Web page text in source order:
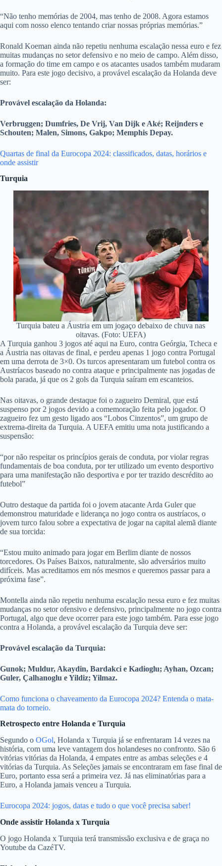
“Não tenho memórias de 2004, mas tenho de 2008. Agora estamos
aqui com nosso elenco tentando criar nossas próprias memórias.”
Ronald Koeman ainda não repetiu nenhuma escalação nessa euro e fez
muitas mudanças no setor defensivo e no meio de campo. Além disso,
a formação do time em campo e os atacantes usados também mudaram
muito. Para este jogo decisivo, a provável escalação da Holanda deve
ser:
Provável escalação da Holanda:
Verbruggen; Dumfries, De Vrij, Van Dijk e Aké; Reijnders e
Schouten; Malen, Simons, Gakpo; Memphis Depay.
Quartas de final da Eurocopa 2024: classificados, datas, horários e
onde assistir
Turquia
Turquia bateu a Áustria em um jogaço debaixo de chuva nas
oitavas. (Foto: UEFA)
A Turquia ganhou 3 jogos até aqui na Euro, contra Geórgia, Tcheca e
a Áustria nas oitavas de final, e perdeu apenas 1 jogo contra Portugal
em uma derrota de 3×0. Os turcos apresentaram um futebol contra os
Austríacos baseado no contra ataque e principalmente nas jogadas de
bola parada, já que os 2 gols da Turquia saíram em escanteios.
Nas oitavas, o grande destaque foi o zagueiro Demiral, que está
suspenso por 2 jogos devido a comemoração feita pelo jogador. O
zagueiro fez um gesto ligado aos “Lobos Cinzentos”, um grupo de
extrema-direita da Turquia. A UEFA emitiu uma nota justificando a
suspensão:
“por não respeitar os princípios gerais de conduta, por violar regras
fundamentais de boa conduta, por ter utilizado um evento desportivo
para uma manifestação não desportiva e por ter trazido descrédito ao
futebol”
Outro destaque da partida foi o jovem atacante Arda Guler que
demonstrou maturidade e liderança no jogo contra os austríacos, o
jovem turco falou sobre a expectativa de jogar na capital alemã diante
de sua torcida:
“Estou muito animado para jogar em Berlim diante de nossos
torcedores. Os Países Baixos, naturalmente, são adversários muito
difíceis. Mas acreditamos em nós mesmos e queremos passar para a
próxima fase”.
Montella ainda não repetiu nenhuma escalação nessa euro e fez muitas
mudanças no setor ofensivo e defensivo, principalmente no jogo contra
Portugal, algo que deve ocorrer para este jogo também. Para esse jogo
contra a Holanda, a provável escalação da Turquia deve ser:
Provável escalação da Turquia:
Gunok; Muldur, Akaydin, Bardakci e Kadioglu; Ayhan, Ozcan;
Guler, Çalhanoglu e Yildiz; Yilmaz.
Como funciona o chaveamento da Eurocopa 2024? Entenda o mata-
mata do torneio.
Retrospecto entre Holanda e Turquia
Segundo o OGol, Holanda x Turquia já se enfrentaram 14 vezes na
história, com uma leve vantagem dos holandeses no confronto. São 6
vitórias vitórias da Holanda, 4 empates entre as ambas seleções e 4
vitórias da Turquia. As Seleções jamais se encontraram em fase final de
Euro, portanto essa será a primeira vez. Já nas eliminatórias para a
Euro, a Holanda jamais venceu a Turquia.
Eurocopa 2024: jogos, datas e tudo o que você precisa saber!
Onde assistir Holanda x Turquia
O jogo Holanda x Turquia terá transmissão exclusiva e de graça no
Youtube da CazéTV.